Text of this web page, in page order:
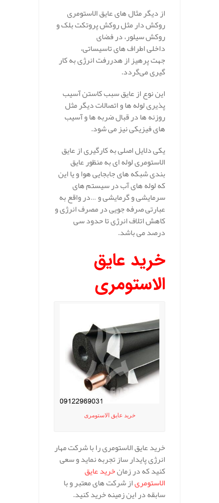
از دیگر مثال های عایق الاستومری
روکش دار مثل روکش پروتکت بلک و
روکش سیلور، در فضای
داخلی اطراف های تاسیساتی،
جهت پرهیز از هدررفت انرژی به کار
گیری می‌گردد.
این نوع از عایق سبب کاستن آسیب
پذیری لوله ها و اتصالات دیگر مثل
روزنه ها در قبال ضربه ها و آسیب
های فیزیکی نیز می شود.
یکی دلایل اصلی به کارگیری از عایق
الاستومری لوله ای به منظور عایق
بندی شبکه های جابجایی هوا و یا این
که لوله های آب در سیستم های
سرمایشی و گرمایشی و …در واقع به
عبارتی صرفه جویی در مصرف انرژی و
کاهش اتلاف انرژی تا حدود سی
درصد می باشد.
خرید عایق
الاستومری
خرید عایق الاستومری
خرید عایق الاستومری را با شرکت مهار
انرژی پایدار ساز تجربه نماید و سعی
کنید که در زمانخرید عایق
الاستومریاز شرکت های معتبر و با
سابقه در این زمینه خرید کنید.